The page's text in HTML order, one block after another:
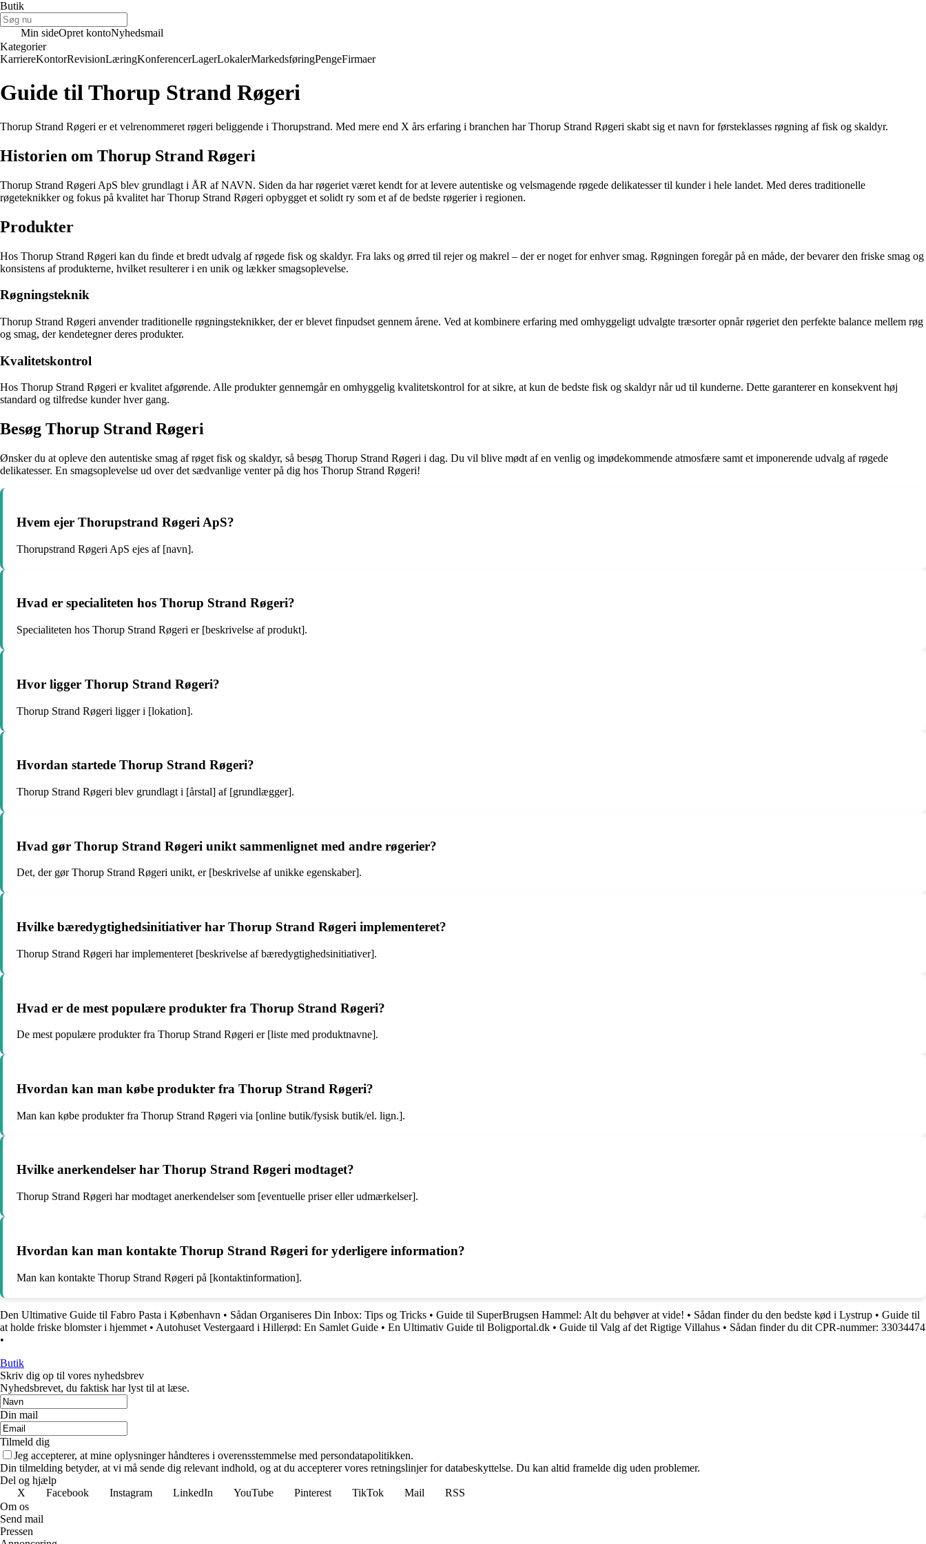
Butik
Min sideOpret kontoNyhedsmail
Kategorier
KarriereKontorRevisionLæringKonferencerLagerLokalerMarkedsføringPengeFirmaer
Guide til Thorup Strand Røgeri
Thorup Strand Røgeri er et velrenommeret røgeri beliggende i Thorupstrand. Med mere end X års erfaring i branchen har Thorup Strand Røgeri skabt sig et navn for førsteklasses røgning af fisk og skaldyr.
Historien om Thorup Strand Røgeri
Thorup Strand Røgeri ApS blev grundlagt i ÅR af NAVN. Siden da har røgeriet været kendt for at levere autentiske og velsmagende røgede delikatesser til kunder i hele landet. Med deres traditionelle
røgeteknikker og fokus på kvalitet har Thorup Strand Røgeri opbygget et solidt ry som et af de bedste røgerier i regionen.
Produkter
Hos Thorup Strand Røgeri kan du finde et bredt udvalg af røgede fisk og skaldyr. Fra laks og ørred til rejer og makrel – der er noget for enhver smag. Røgningen foregår på en måde, der bevarer den friske smag og
konsistens af produkterne, hvilket resulterer i en unik og lækker smagsoplevelse.
Røgningsteknik
Thorup Strand Røgeri anvender traditionelle røgningsteknikker, der er blevet finpudset gennem årene. Ved at kombinere erfaring med omhyggeligt udvalgte træsorter opnår røgeriet den perfekte balance mellem røg
og smag, der kendetegner deres produkter.
Kvalitetskontrol
Hos Thorup Strand Røgeri er kvalitet afgørende. Alle produkter gennemgår en omhyggelig kvalitetskontrol for at sikre, at kun de bedste fisk og skaldyr når ud til kunderne. Dette garanterer en konsekvent høj
standard og tilfredse kunder hver gang.
Besøg Thorup Strand Røgeri
Ønsker du at opleve den autentiske smag af røget fisk og skaldyr, så besøg Thorup Strand Røgeri i dag. Du vil blive mødt af en venlig og imødekommende atmosfære samt et imponerende udvalg af røgede
delikatesser. En smagsoplevelse ud over det sædvanlige venter på dig hos Thorup Strand Røgeri!
Hvem ejer Thorupstrand Røgeri ApS?
Thorupstrand Røgeri ApS ejes af [navn].
Hvad er specialiteten hos Thorup Strand Røgeri?
Specialiteten hos Thorup Strand Røgeri er [beskrivelse af produkt].
Hvor ligger Thorup Strand Røgeri?
Thorup Strand Røgeri ligger i [lokation].
Hvordan startede Thorup Strand Røgeri?
Thorup Strand Røgeri blev grundlagt i [årstal] af [grundlægger].
Hvad gør Thorup Strand Røgeri unikt sammenlignet med andre røgerier?
Det, der gør Thorup Strand Røgeri unikt, er [beskrivelse af unikke egenskaber].
Hvilke bæredygtighedsinitiativer har Thorup Strand Røgeri implementeret?
Thorup Strand Røgeri har implementeret [beskrivelse af bæredygtighedsinitiativer].
Hvad er de mest populære produkter fra Thorup Strand Røgeri?
De mest populære produkter fra Thorup Strand Røgeri er [liste med produktnavne].
Hvordan kan man købe produkter fra Thorup Strand Røgeri?
Man kan købe produkter fra Thorup Strand Røgeri via [online butik/fysisk butik/el. lign.].
Hvilke anerkendelser har Thorup Strand Røgeri modtaget?
Thorup Strand Røgeri har modtaget anerkendelser som [eventuelle priser eller udmærkelser].
Hvordan kan man kontakte Thorup Strand Røgeri for yderligere information?
Man kan kontakte Thorup Strand Røgeri på [kontaktinformation].
Den Ultimative Guide til Fabro Pasta i København • Sådan Organiseres Din Inbox: Tips og Tricks • Guide til SuperBrugsen Hammel: Alt du behøver at vide! • Sådan finder du den bedste kød i Lystrup • Guide til
at holde friske blomster i hjemmet • Autohuset Vestergaard i Hillerød: En Samlet Guide • En Ultimativ Guide til Boligportal.dk • Guide til Valg af det Rigtige Villahus • Sådan finder du dit CPR-nummer: 33034474
•
Butik
Skriv dig op til vores nyhedsbrev
Nyhedsbrevet, du faktisk har lyst til at læse.
Din mail
Tilmeld dig
Jeg accepterer, at mine oplysninger håndteres i overensstemmelse med persondatapolitikken.
Din tilmelding betyder, at vi må sende dig relevant indhold, og at du accepterer vores retningslinjer for databeskyttelse. Du kan altid framelde dig uden problemer.
Del og hjælp
X
Facebook Instagram LinkedIn YouTube Pinterest TikTok Mail
RSS
Om os
Send mail
Pressen